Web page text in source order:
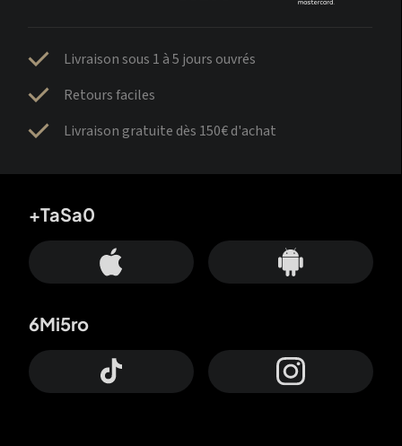
Livraison sous 1 à 5 jours ouvrés
Retours faciles
Livraison gratuite dès 150€ d'achat
+TaSa0
6Mi5ro